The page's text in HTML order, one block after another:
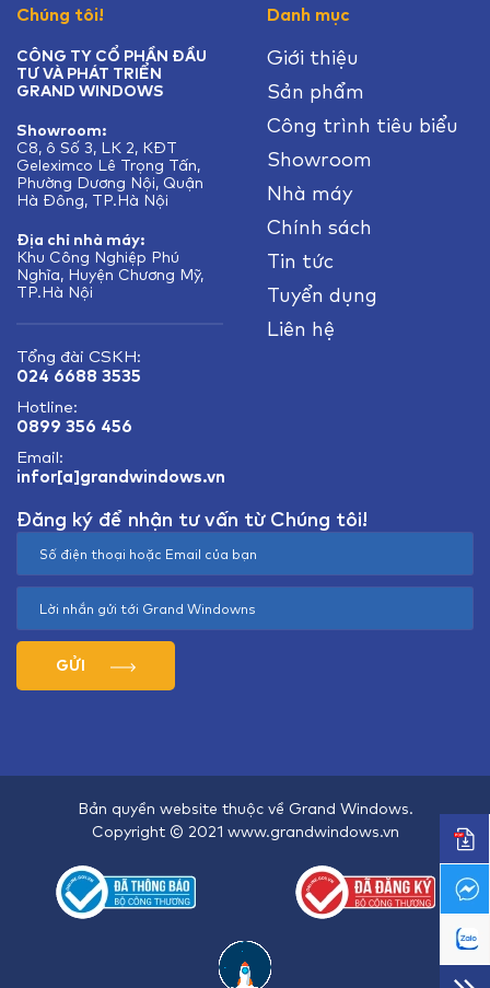
Chúng tôi!
CÔNG TY CỔ PHẦN ĐẦU
TƯ VÀ PHÁT TRIỂN
GRAND WINDOWS
Showroom:
C8, ô Số 3, LK 2, KĐT
Geleximco Lê Trọng Tấn,
Phường Dương Nội, Quận
Hà Đông, TP.Hà Nội
Địa chỉ nhà máy:
Khu Công Nghiệp Phú
Nghĩa, Huyện Chương Mỹ,
TP.Hà Nội
Tổng đài CSKH:
024 6688 3535
Hotline:
0899 356 456
Email:
infor[a]grandwindows.vn
Danh mục
Giới thiệu
Sản phẩm
Công trình tiêu biểu
Showroom
Nhà máy
Chính sách
Tin tức
Tuyển dụng
Liên hệ
Đăng ký để nhận tư vấn từ Chúng tôi!
GỬI
Bản quyền website thuộc về Grand Windows.
Copyright © 2021 www.grandwindows.vn